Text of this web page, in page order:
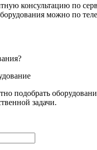
консультацию по
можно по
?
подобрать
задачи.